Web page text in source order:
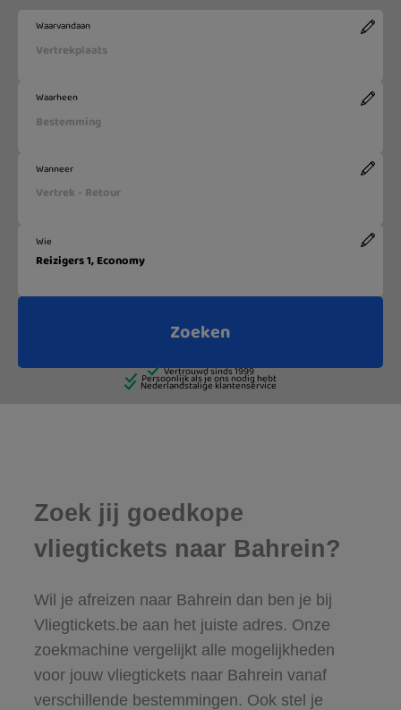
Zoek jij goedkope
vliegtickets naar Bahrein?
Wil je afreizen naar Bahrein dan ben je bij
Vliegtickets.be aan het juiste adres. Onze
zoekmachine vergelijkt alle mogelijkheden
voor jouw vliegtickets naar Bahrein vanaf
verschillende bestemmingen. Ook stel je